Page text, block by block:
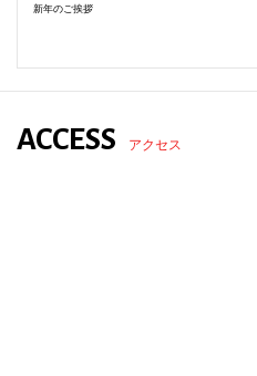
新年のご挨拶
ACCESS アクセス